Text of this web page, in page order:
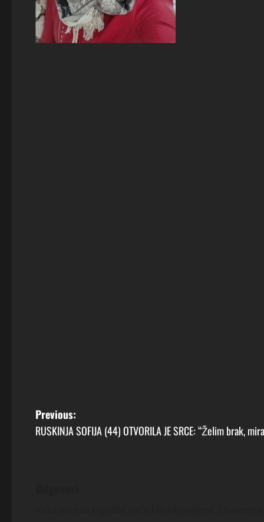
P
o
Previous:
RUSKINJA SOFIJA (44) OTVORILA JE SRCE: “Želim